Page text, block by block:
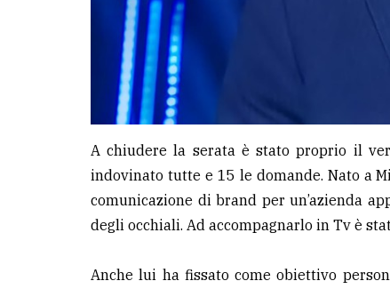
A chiudere la serata è stato proprio il
indovinato tutte e 15 le domande. Nato a
comunicazione di brand per un’azienda
degli occhiali. Ad accompagnarlo in Tv è
Anche lui ha fissato come obiettivo